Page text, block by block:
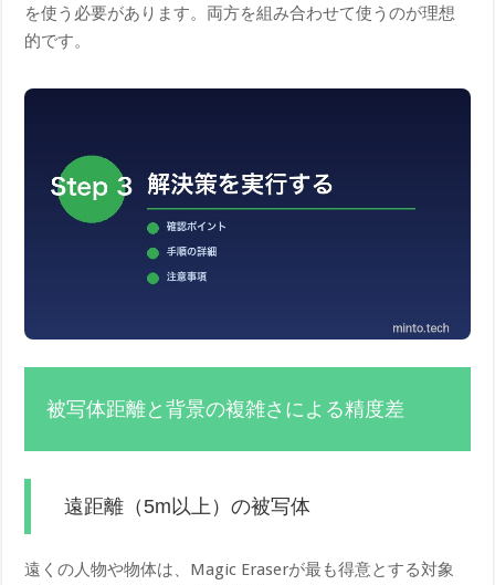
を使う必要があります。両方を組み合わせて使うのが理想
的です。
被写体距離と背景の複雑さによる精度差
遠距離（5m以上）の被写体
遠くの人物や物体は、Magic Eraserが最も得意とする対象